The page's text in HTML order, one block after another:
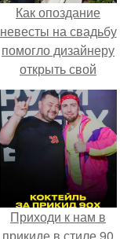
Как опоздание
невесты на свадьбу
помогло дизайнеру
открыть свой
бренд.
Приходи к нам в